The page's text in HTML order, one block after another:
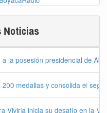
la posesión presidencial de
medallas y consolida el
Vivirla inicia su desafío en la